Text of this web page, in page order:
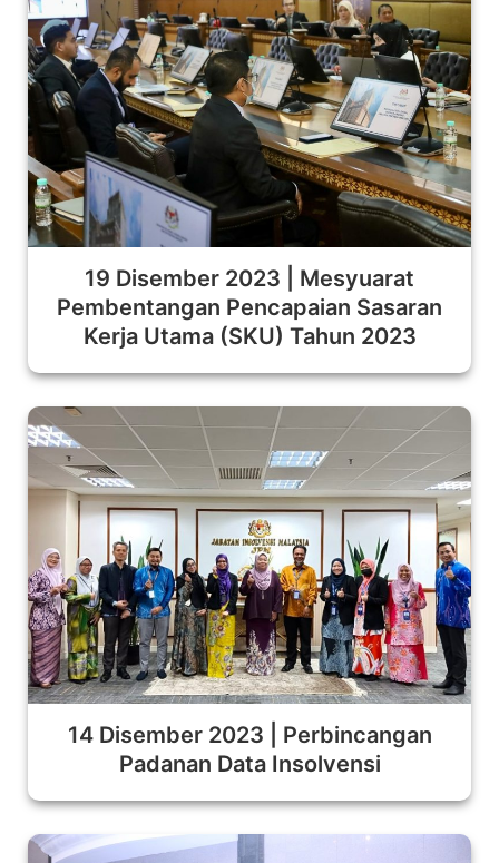
19 Disember 2023 | Mesyuarat
Pembentangan Pencapaian Sasaran
Kerja Utama (SKU) Tahun 2023
14 Disember 2023 | Perbincangan
Padanan Data Insolvensi